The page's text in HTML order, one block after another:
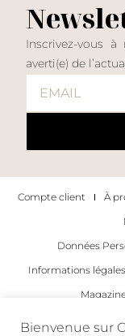
Inscrivez-vous
averti(e) de
Compte client À
Données
Informations légales
Bienvenue sur